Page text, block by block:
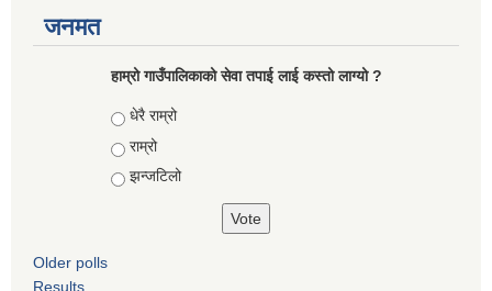
जनमत
हाम्रो गाउँपालिकाको सेवा तपाई लाई कस्तो लाग्यो ?
Choices
धेरै राम्रो
राम्रो
झन्जटिलो
Older polls
Results